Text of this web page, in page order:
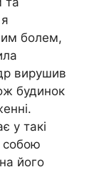
болем,
вирушив
будинок
у такі
собою
його